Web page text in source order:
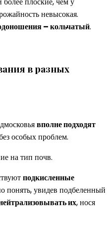
невысокая.
– кольчатый.
в разных
вполне подходят
особых проблем.
на тип почв.
подкисленные
понять, увидев подбеленный
их, нося